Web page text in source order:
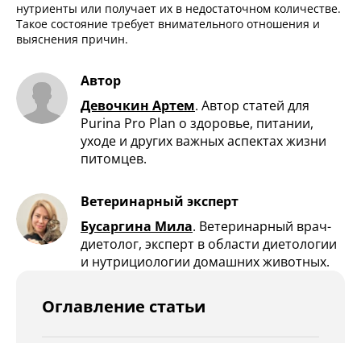
нутриенты или получает их в недостаточном количестве.
Такое состояние требует внимательного отношения и
выяснения причин.
Автор
Девочкин Артем. Автор статей для
Purina Pro Plan о здоровье, питании,
уходе и других важных аспектах жизни
питомцев.
Ветеринарный эксперт
Бусаргина Мила. Ветеринарный врач-
диетолог, эксперт в области диетологии
и нутрициологии домашних животных.
Оглавление статьи